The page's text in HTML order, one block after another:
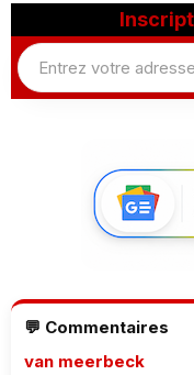
💬 Commentaires
van meerbeck